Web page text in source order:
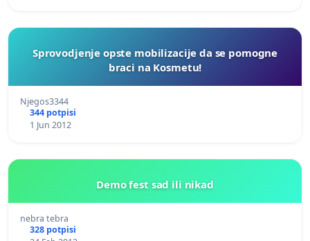
Sprovodjenje opste mobilizacije da se pomogne
braci na Kosmetu!
Njegos3344
344 potpisi
1 Jun 2012
Demo fest sad ili nikad
nebra tebra
328 potpisi